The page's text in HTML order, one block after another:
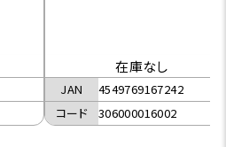
在庫なし
JAN
4549769167242
コード
306000016002